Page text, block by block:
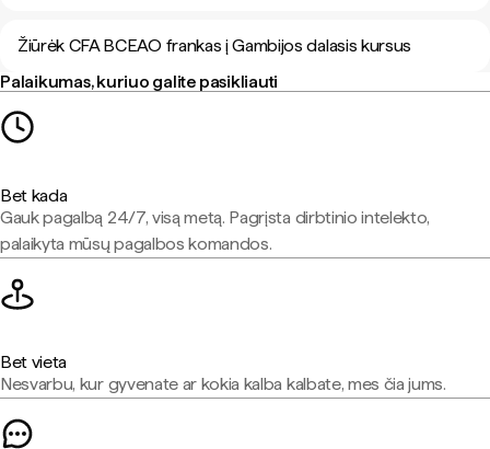
Žiūrėk CFA BCEAO frankas į Gambijos dalasis kursus
Palaikumas, kuriuo galite pasikliauti
Bet kada
Gauk pagalbą 24/7, visą metą. Pagrįsta dirbtinio intelekto,
palaikyta mūsų pagalbos komandos.
Bet vieta
Nesvarbu, kur gyvenate ar kokia kalba kalbate, mes čia jums.